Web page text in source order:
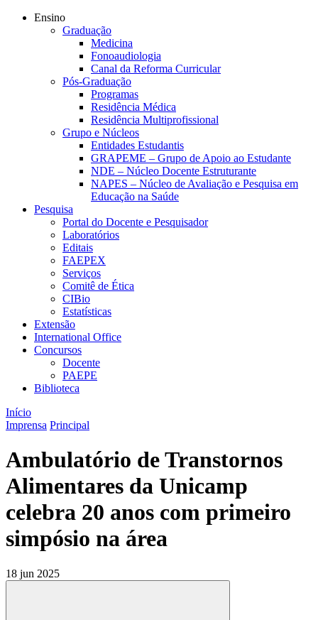
Ensino
Graduação
Medicina
Fonoaudiologia
Canal da Reforma Curricular
Pós-Graduação
Programas
Residência Médica
Residência Multiprofissional
Grupo e Núcleos
Entidades Estudantis
GRAPEME – Grupo de Apoio ao Estudante
NDE – Núcleo Docente Estruturante
NAPES – Núcleo de Avaliação e Pesquisa em
Educação na Saúde
Pesquisa
Portal do Docente e Pesquisador
Laboratórios
Editais
FAEPEX
Serviços
Comitê de Ética
CIBio
Estatísticas
Extensão
International Office
Concursos
Docente
PAEPE
Biblioteca
Início
Imprensa Principal
Ambulatório de Transtornos
Alimentares da Unicamp
celebra 20 anos com primeiro
simpósio na área
18 jun 2025